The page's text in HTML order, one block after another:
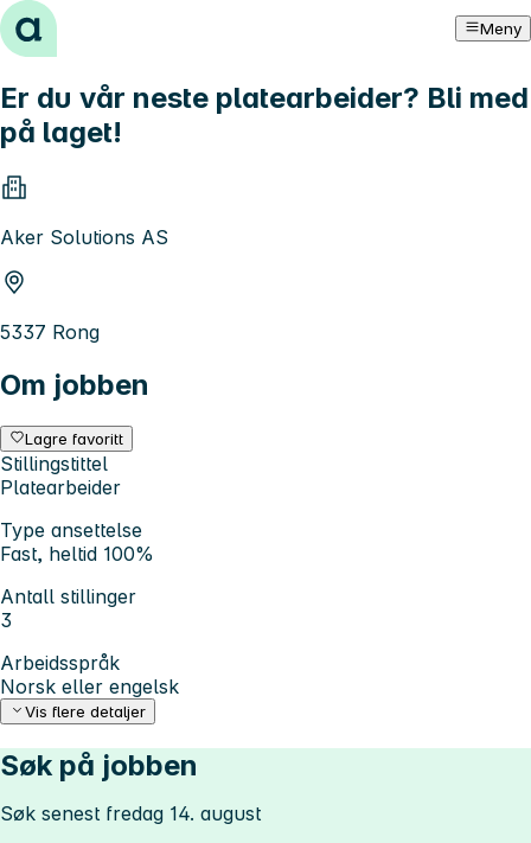
Hopp til innhold Meny
Er du vår neste platearbeider? Bli med
på laget!
Aker Solutions AS
5337 Rong
Om jobben
Lagre favoritt
Stillingstittel
Platearbeider
Type ansettelse
Fast, heltid 100%
Antall stillinger
3
Arbeidsspråk
Norsk eller engelsk
Vis flere detaljer
Søk på jobben
Søk senest fredag 14. august